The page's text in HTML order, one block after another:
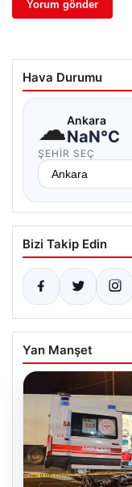
Hava Durumu
☁Ankara
NaN°C
ŞEHIR SEÇ
Bizi Takip Edin
Yan Manşet